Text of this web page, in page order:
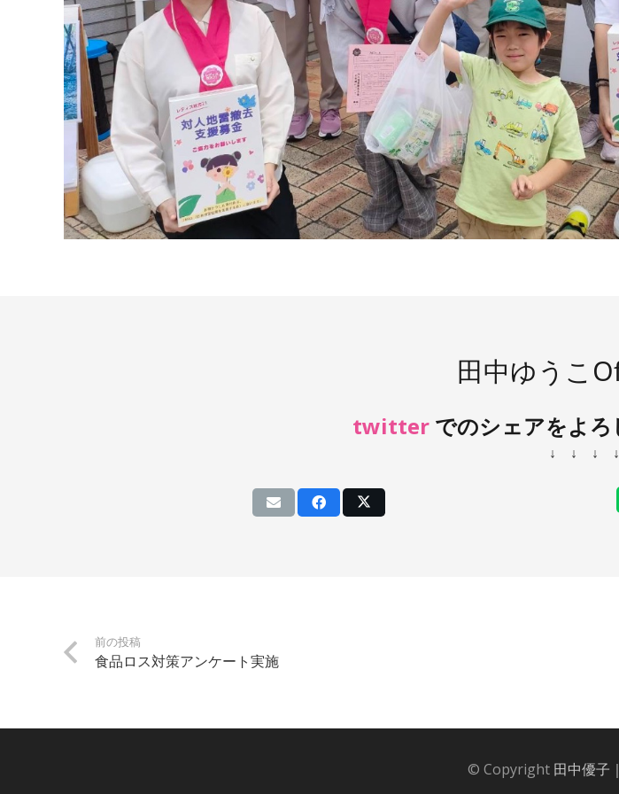
田中ゆうこ
LINE
twitter でのシェアをよ
↓ ↓ ↓
前の投稿
食品ロス対策アンケート実施
© Copyright 田中優子